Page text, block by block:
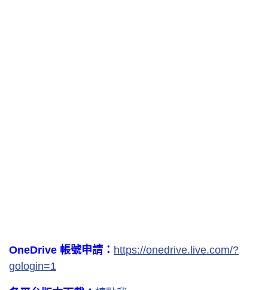
OneDrive 帳號申請： https://onedrive.live.com/?
gologin=1